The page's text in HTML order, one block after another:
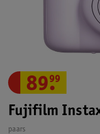
Fujifilm
paars
89.
99